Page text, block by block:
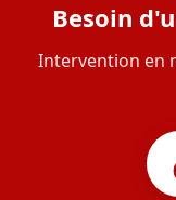
Besoin
Intervention en